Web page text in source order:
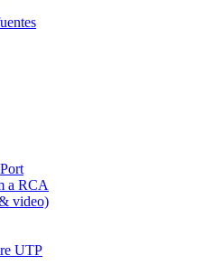
a RCA
video)
UTP